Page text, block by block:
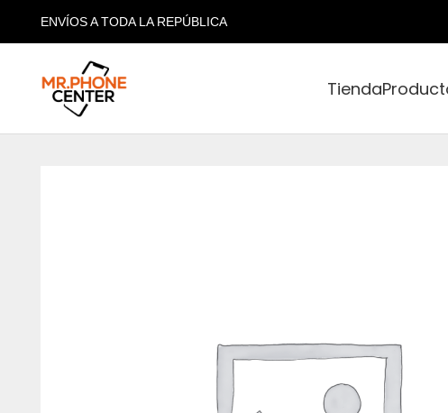
ENVÍOS A TODA LA REPÚBLICA
Tienda